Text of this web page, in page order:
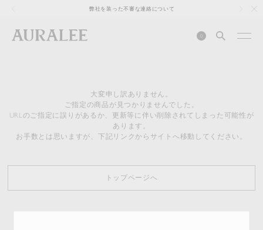
弊社を装った不審な連絡について
0
大変申し訳ありません。
ご指定の商品が見つかりませんでした。
URLのご指定に誤りがあるか、更新等に伴い削除されてしまった可能性が
あります。
お手数とは思いますが、下記リンクからサイトへ移動してください。
トップページへ